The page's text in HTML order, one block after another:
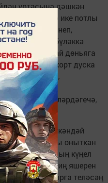
уртасына дәшкән
мин исә ике потлы
да үҗәтләнеп,
кысып, бүләккә
шулай дөньяга
начар, башкорт дуска
җанлы,
альбомны
әкиятләрдәгечә,
убылып киткәндәй
Ул вакыйганы оныткан
адәм баласының күңел
торган иң яшерен
кенә онытырга теләсәң